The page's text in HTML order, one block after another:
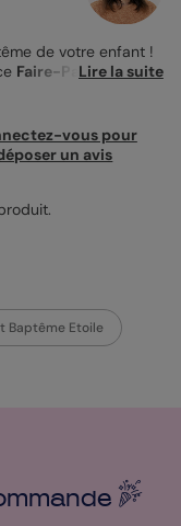
de votre enfant !
Faire-Part Baptême
croissant de lune et
charmante photo
faire-part.
quelques lignes
couleurs qui vous
accessoires
ce faire-part
graphiste pour
sur le doux et épais
plus beaux les uns
avant de faire vos
zen. Notre Service
la grammaire
Lire la suite
vous pour
un avis
Baptême Etoile